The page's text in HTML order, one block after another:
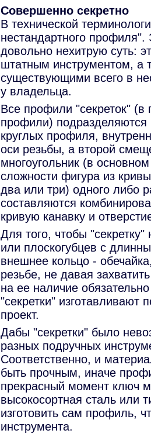
Совершенно секретно
В технической
нестандартного
довольно нехитрую суть:
штатным инструментом, а
существующими всего в
у владельца.
Все профили "секреток"
профили) подразделяются
круглых профиля,
оси резьбы, а второй
многоугольник (в
сложности фигура из
два или три) одного либо
составляются
кривую канавку и
Для того, чтобы
или плоскогубцев с
внешнее кольцо -
резьбе, не давая
на ее наличие
"секретки" изготавливают
проект.
Дабы "секретки" было
разных подручных
Соответственно, и
быть прочным, иначе
прекрасный момент ключ
высокосортная сталь или
изготовить сам профиль,
инструмента.